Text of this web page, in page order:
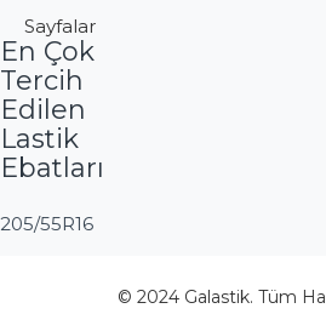
Sayfalar
En Çok
Tercih
Edilen
Lastik
Ebatları
205/55R16
© 2024 Galastik. Tüm